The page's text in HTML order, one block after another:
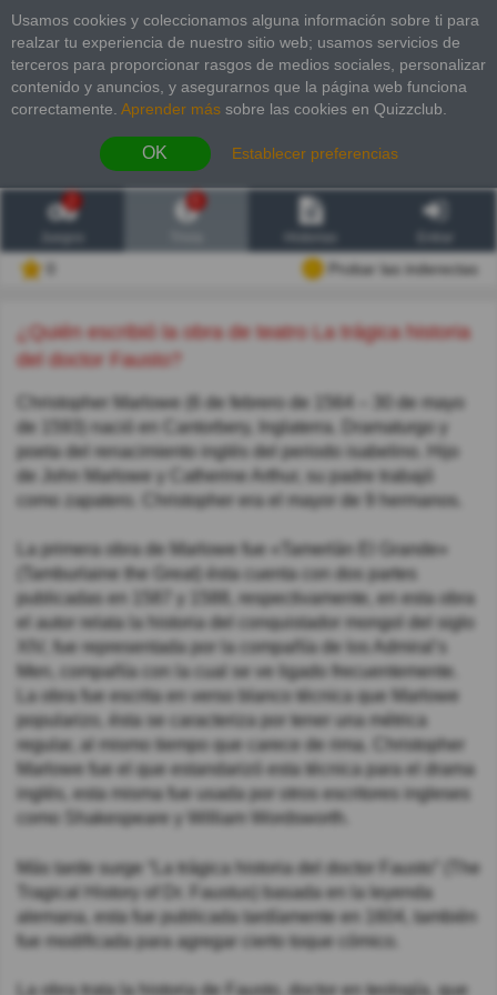
Usamos cookies y coleccionamos alguna información sobre ti para
realzar tu experiencia de nuestro sitio web; usamos servicios de
terceros para proporcionar rasgos de medios sociales, personalizar
contenido y anuncios, y asegurarnos que la página web funciona
correctamente. Aprender más sobre las cookies en Quizzclub.
OK Establecer preferencias
2
Probar las inderectas
¿Quién escribió la obra de teatro La trágica historia
del doctor Fausto?
Christopher Marlowe (6 de febrero de 1564 – 30 de mayo
de 1593) nació en Cantorbery, Inglaterra. Dramaturgo y
poeta del renacimiento inglés del periodo isabelino. Hijo
de John Marlowe y Catherine Arthur, su padre trabajó
como zapatero. Christopher era el mayor de 9 hermanos.
La primera obra de Marlowe fue «Tamerlán El Grande»
(Tamburlaine the Great) ésta cuenta con dos partes
publicadas en 1587 y 1588, respectivamente, en esta obra
el autor relata la historia del conquistador mongol del siglo
XIV, fue representada por la compañía de los Admiral’s
Men, compañía con la cual se ve ligado frecuentemente.
La obra fue escrita en verso blanco técnica que Marlowe
popularizo, ésta se caracteriza por tener una métrica
regular, al mismo tiempo que carece de rima. Christopher
Marlowe fue el que estandarizó esta técnica para el drama
inglés, esta misma fue usada por otros escritores ingleses
como Shakespeare y William Wordsworth.
Más tarde surge “La trágica historia del doctor Fausto” (The
Tragical History of Dr. Faustus) basada en la leyenda
alemana, esta fue publicada tardíamente en 1604, también
fue modificada para agregar cierto toque cómico.
La obra trata la historia de Fausto, doctor en teología, que